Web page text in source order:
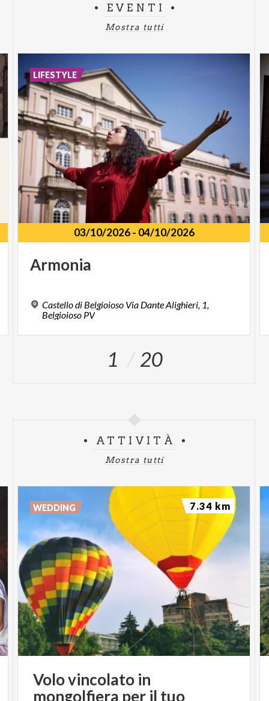
EVENTI
Mostra tutti
03/10/2026- 04/10/2026
Armonia
Castello di Belgioioso Via Dante Alighieri, 1,
Belgioioso PV
LIFESTYLE
1 20
ATTIVITÀ
Mostra tutti
Volo vincolato in
mongolfiera per il tuo
WEDDING 7.34 km